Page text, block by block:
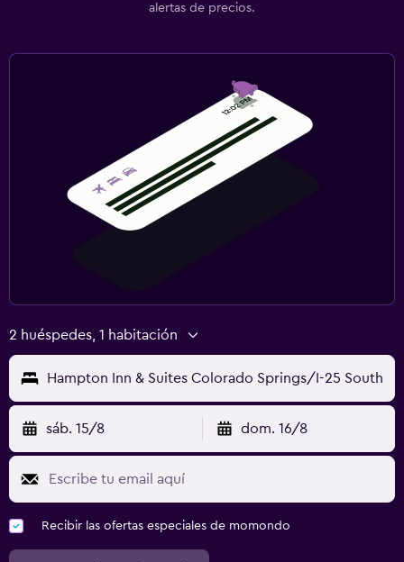
alertas de precios.
2 huéspedes, 1 habitación
Hampton Inn & Suites Colorado Springs/I-25 South
sáb. 15/8 dom. 16/8
Recibir las ofertas especiales de momondo